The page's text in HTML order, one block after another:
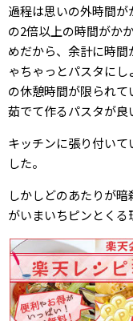
過程は思いの外時間
の2倍以上の時間がか
めだから、余計に時
ゃちゃっとパスタに
の休憩時間が限られ
茹でて作るパスタが良
キッチンに張り付い
した。
しかしどのあたりが
がいまいちピンとくる